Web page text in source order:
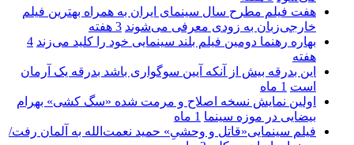
هفت فیلم مطرح سال سینمای ایران به همراه بهترین فیلم
خارجی‌زبان به زودی معرفی می‌شوند 3 هفته
بهاره رهنما دومین فیلم بلند سینمایی خود را کلید می‌زند 4
هفته
این بدرقه بیش از آنکه آیین سوگواری باشد بدرقه یک آرمان
است 1 ماه
اولین نمایش نسخه اصلاح و مرمت شده «سگ کشی» بهرام
بیضایی در موزه سینما 1 ماه
فیلم سینمایی«قاتل و وحشیِ» حمید نعمت‌الله به آلمان رفت/